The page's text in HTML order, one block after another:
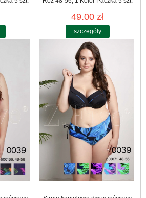
49.00 zł
szczegóły